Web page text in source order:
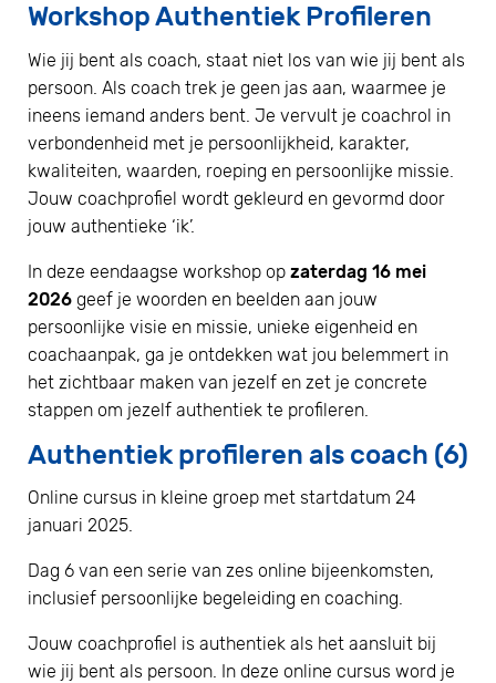
Workshop Authentiek Profileren
Wie jij bent als coach, staat niet los van wie jij bent als
persoon. Als coach trek je geen jas aan, waarmee je
ineens iemand anders bent. Je vervult je coachrol in
verbondenheid met je persoonlijkheid, karakter,
kwaliteiten, waarden, roeping en persoonlijke missie.
Jouw coachprofiel wordt gekleurd en gevormd door
jouw authentieke ‘ik’.
In deze eendaagse workshop op zaterdag 16 mei
2026 geef je woorden en beelden aan jouw
persoonlijke visie en missie, unieke eigenheid en
coachaanpak, ga je ontdekken wat jou belemmert in
het zichtbaar maken van jezelf en zet je concrete
stappen om jezelf authentiek te profileren.
Authentiek profileren als coach (6)
Online cursus in kleine groep met startdatum 24
januari 2025.
Dag 6 van een serie van zes online bijeenkomsten,
inclusief persoonlijke begeleiding en coaching.
Jouw coachprofiel is authentiek als het aansluit bij
wie jij bent als persoon. In deze online cursus word je